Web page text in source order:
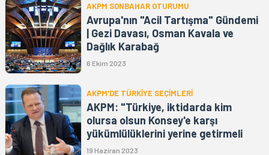
AKPM SONBAHAR OTURUMU
Avrupa'nın "Acil Tartışma" Gündemi
| Gezi Davası, Osman Kavala ve
Dağlık Karabağ
6 Ekim 2023
AKPM'DE TÜRKİYE SEÇİMLERİ
AKPM: "Türkiye, iktidarda kim
olursa olsun Konsey'e karşı
yükümlülüklerini yerine getirmeli
19 Haziran 2023